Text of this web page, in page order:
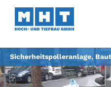
Sicherheitspolleranlage,